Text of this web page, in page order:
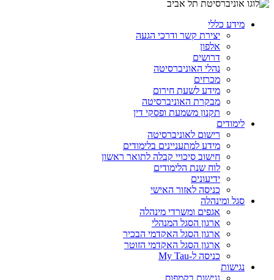
מידע כללי
יצירת קשר ודרכי הגעה
אלפון
דרושים
נהלי האוניברסיטה
מכרזים
מידע לשעת חירום
מבקרת האוניברסיטה
תקנון משמעת ופסקי דין
לימודים
רישום לאוניברסיטה
מידע למתעניינים בלימודים
חישוב סיכויי קבלה לתואר ראשון
לוח שנת הלימודים
ידיעונים
כניסה לאזור האישי
סגל ומינהלה
אגפים ומשרדי מינהלה
ארגון הסגל המנהלי
ארגון הסגל האקדמי הבכיר
ארגון הסגל האקדמי הזוטר
כניסה ל-My Tau
נגישות
נגישות בקמפוס